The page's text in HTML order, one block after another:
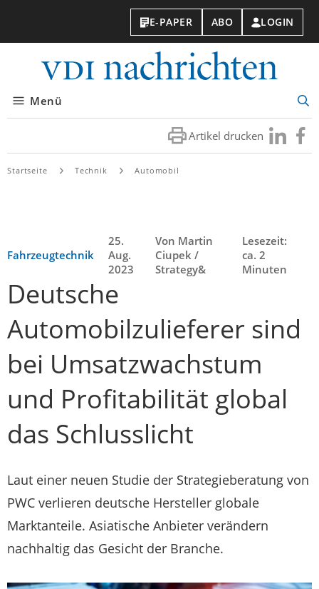
E-PAPER ABO LOGIN
Menü
Artikel drucken Besuchen
Sie
Sie
Startseite Technik Automobil
Fahrzeugtechnik
25.
Aug.
2023
Von Martin
Ciupek /
Strategy&
Lesezeit:
ca. 2
Minuten
Deutsche
Automobilzulieferer sind
bei Umsatzwachstum
und Profitabilität global
das Schlusslicht
Laut einer neuen Studie der Strategieberatung von
PWC verlieren deutsche Hersteller globale
Marktanteile. Asiatische Anbieter verändern
nachhaltig das Gesicht der Branche.